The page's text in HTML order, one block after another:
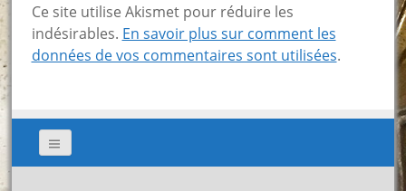
Ce site utilise Akismet pour réduire les
indésirables. En savoir plus sur comment les
données de vos commentaires sont utilisées.